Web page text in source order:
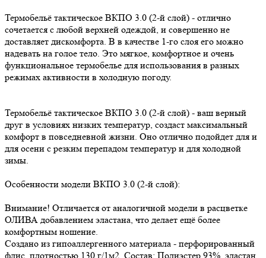
Термобельё тактическое ВКПО 3.0 (2-й слой) - отлично
сочетается с любой верхней одеждой, и совершенно не
доставляет дискомфорта. В в качестве 1-го слоя его можно
надевать на голое тело. Это мягкое, комфортное и очень
функциональное термобелье для использования в разных
режимах активности в холодную погоду.
Термобельё тактическое ВКПО 3.0 (2-й слой) - ваш верный
друг в условиях низких температур, создаст максимальный
комфорт в повседневной жизни. Оно отлично подойдет для и
для осени с резким перепадом температур и для холодной
зимы.
Особенности модели ВКПО 3.0 (2-й слой):
Внимание! Отличается от аналогичной модели в расцветке
ОЛИВА добавлением эластана, что делает ещё более
комфортным ношение.
Создано из гипоаллергенного материала - перфорированный
флис, плотностью 130 г/1м2. Состав: Полиэстер 93%, эластан